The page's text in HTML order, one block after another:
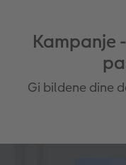
Kampanje
Gi bildene dine